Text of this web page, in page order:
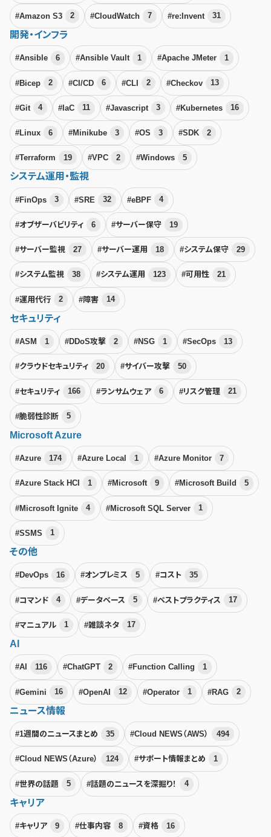
#Amazon S3 2 #CloudWatch 7 #re:Invent 31
開発・インフラ
#Ansible 6 #Ansible Vault 1 #Apache JMeter 1
#Bicep 2 #CI/CD 6 #CLI 2 #Checkov 13
#Git 4 #IaC 11 #Javascript 3 #Kubernetes 16
#Linux 6 #Minikube 3 #OS 3 #SDK 2
#Terraform 19 #VPC 2 #Windows 5
システム運用・監視
#FinOps 3 #SRE 32 #eBPF 4
#オブザーバビリティ 6 #サーバー保守 19
#サーバー監視 27 #サーバー運用 18 #システム保守 29
#システム監視 38 #システム運用 123 #可用性 21
#運用代行 2 #障害 14
セキュリティ
#ASM 1 #DDoS攻撃 2 #NSG 1 #SecOps 13
#クラウドセキュリティ 20 #サイバー攻撃 50
#セキュリティ 166 #ランサムウェア 6 #リスク管理 21
#脆弱性診断 5
Microsoft Azure
#Azure 174 #Azure Local 1 #Azure Monitor 7
#Azure Stack HCI 1 #Microsoft 9 #Microsoft Build 5
#Microsoft Ignite 4 #Microsoft SQL Server 1
#SSMS 1
その他
#DevOps 16 #オンプレミス 5 #コスト 35
#コマンド 4 #データベース 5 #ベストプラクティス 17
#マニュアル 1 #雑談ネタ 17
AI
#AI 116 #ChatGPT 2 #Function Calling 1
#Gemini 16 #OpenAI 12 #Operator 1 #RAG 2
ニュース情報
#1週間のニュースまとめ 35 #Cloud NEWS（AWS） 494
#Cloud NEWS（Azure） 124 #サポート情報まとめ 1
#世界の話題 5 #話題のニュースを深掘り！ 4
キャリア
#キャリア 9 #仕事内容 8 #資格 16